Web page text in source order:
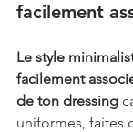
facilement
Le style
facilement
de ton dressing
uniformes, faites